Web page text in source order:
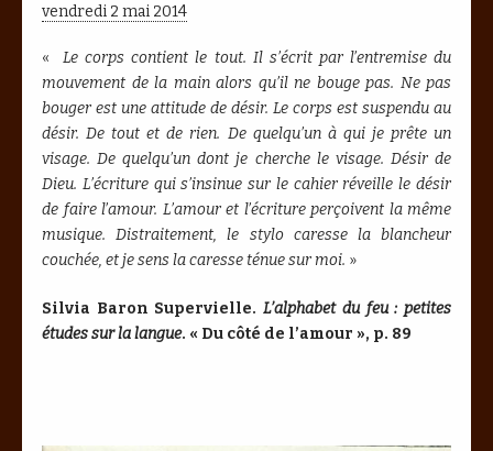
vendredi 2 mai 2014
«
Le corps contient le tout. Il s’écrit par l’entremise du
mouvement de la main alors qu’il ne bouge pas. Ne pas
bouger est une attitude de désir. Le corps est suspendu au
désir. De tout et de rien. De quelqu’un à qui je prête un
visage. De quelqu’un dont je cherche le visage. Désir de
Dieu. L’écriture qui s’insinue sur le cahier réveille le désir
de faire l’amour. L’amour et l’écriture perçoivent la même
musique. Distraitement, le stylo caresse la blancheur
couchée, et je sens la caresse ténue sur moi. »
Silvia Baron Supervielle.L’alphabet du feu : petites
études sur la langue. « Du côté de l’amour », p. 89